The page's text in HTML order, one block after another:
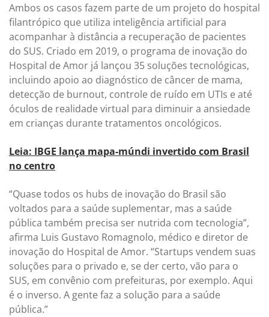
Ambos os casos fazem parte de um projeto do hospital
filantrópico que utiliza inteligência artificial para
acompanhar à distância a recuperação de pacientes
do SUS. Criado em 2019, o programa de inovação do
Hospital de Amor já lançou 35 soluções tecnológicas,
incluindo apoio ao diagnóstico de câncer de mama,
detecção de burnout, controle de ruído em UTIs e até
óculos de realidade virtual para diminuir a ansiedade
em crianças durante tratamentos oncológicos.
Leia: IBGE lança mapa-múndi invertido com Brasil
no centro
“Quase todos os hubs de inovação do Brasil são
voltados para a saúde suplementar, mas a saúde
pública também precisa ser nutrida com tecnologia”,
afirma Luis Gustavo Romagnolo, médico e diretor de
inovação do Hospital de Amor. “Startups vendem suas
soluções para o privado e, se der certo, vão para o
SUS, em convênio com prefeituras, por exemplo. Aqui
é o inverso. A gente faz a solução para a saúde
pública.”